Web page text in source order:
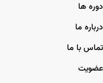
دوره ها
درباره ما
تماس با ما
عضویت